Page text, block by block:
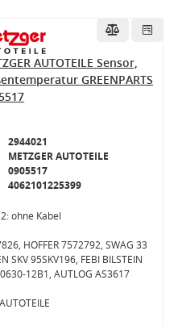
AUTOTEILE Sensor,
GREENPARTS
2944021
METZGER AUTOTEILE
0905517
4062101225399
ohne Kabel
HOFFER 7572792, SWAG 33
SKV 95SKV196, FEBI BILSTEIN
12B1, AUTLOG AS3617